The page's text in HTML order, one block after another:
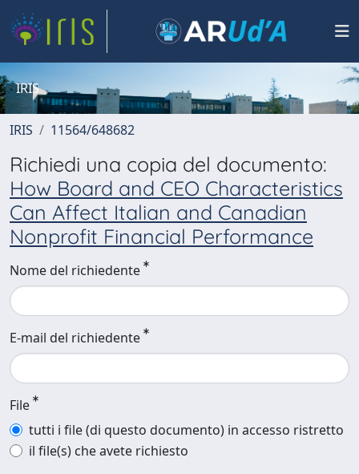
IRIS
IRIS 11564/648682
Richiedi una copia del documento:
How Board and CEO Characteristics
Can Affect Italian and Canadian
Nonprofit Financial Performance
Nome del richiedente
E-mail del richiedente
File
tutti i file (di questo documento) in accesso ristretto
il file(s) che avete richiesto